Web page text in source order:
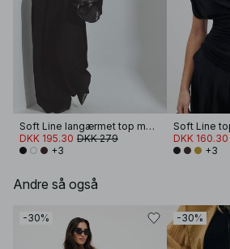
Soft Line langærmet top med drapering
DKK 195.30 DKK 279
+3
DKK 160.30
+3
Andre så også
-30% -30%